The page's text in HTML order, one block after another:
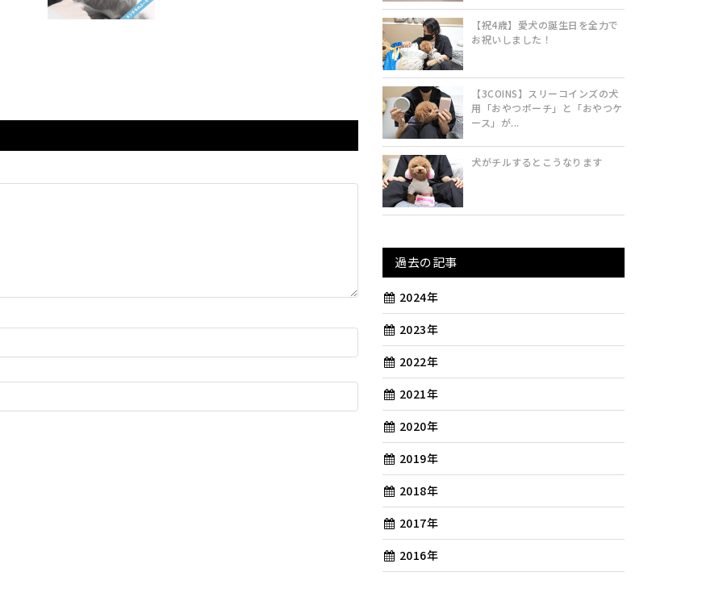
【祝4歳】愛犬の誕生日を全力で
お祝いしました！
【3COINS】スリーコインズの犬
用「おやつポーチ」と「おやつケ
ース」が...
犬がチルするとこうなります
過去の記事
2024年
2023年
2022年
2021年
2020年
2019年
2018年
2017年
2016年